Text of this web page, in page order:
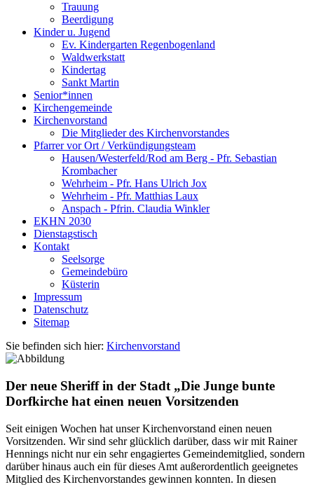
Trauung
Beerdigung
Kinder u. Jugend
Ev. Kindergarten Regenbogenland
Waldwerkstatt
Kindertag
Sankt Martin
Senior*innen
Kirchengemeinde
Kirchenvorstand
Die Mitglieder des Kirchenvorstandes
Pfarrer vor Ort / Verkündigungsteam
Hausen/Westerfeld/Rod am Berg - Pfr. Sebastian
Krombacher
Wehrheim - Pfr. Hans Ulrich Jox
Wehrheim - Pfr. Matthias Laux
Anspach - Pfrin. Claudia Winkler
EKHN 2030
Dienstagstisch
Kontakt
Seelsorge
Gemeindebüro
Küsterin
Impressum
Datenschutz
Sitemap
Sie befinden sich hier: Kirchenvorstand
Der neue Sheriff in der Stadt „Die Junge bunte
Dorfkirche hat einen neuen Vorsitzenden
Seit einigen Wochen hat unser Kirchenvorstand einen neuen
Vorsitzenden. Wir sind sehr glücklich darüber, dass wir mit Rainer
Hennings nicht nur ein sehr engagiertes Gemeindemitglied, sondern
darüber hinaus auch ein für dieses Amt außerordentlich geeignetes
Mitglied des Kirchenvorstandes gewinnen konnten. In diesen